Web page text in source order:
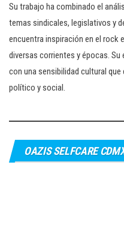
Su trabajo ha combinado el
temas sindicales, legislativos y
encuentra inspiración en el rock
diversas corrientes y épocas.
con una sensibilidad cultural
político y social.
OAZIS SELFCARE